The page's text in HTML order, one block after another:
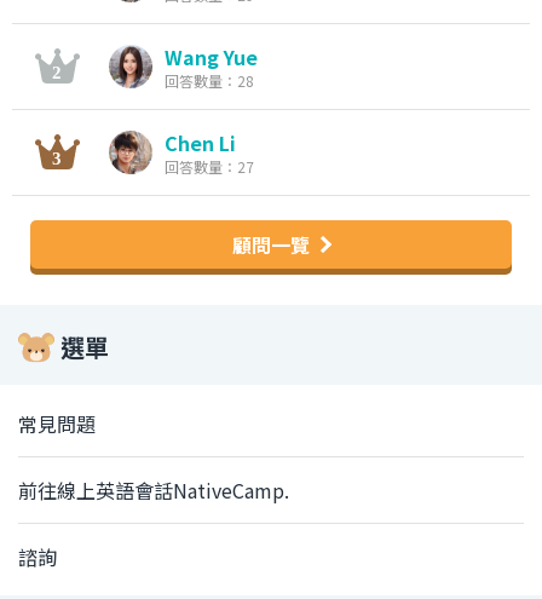
Wang Yue
回答數量：28
Chen Li
回答數量：27
顧問一覽
選單
常見問題
前往線上英語會話NativeCamp.
諮詢